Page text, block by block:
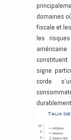
domaines
fiscale et
les
signe
corde